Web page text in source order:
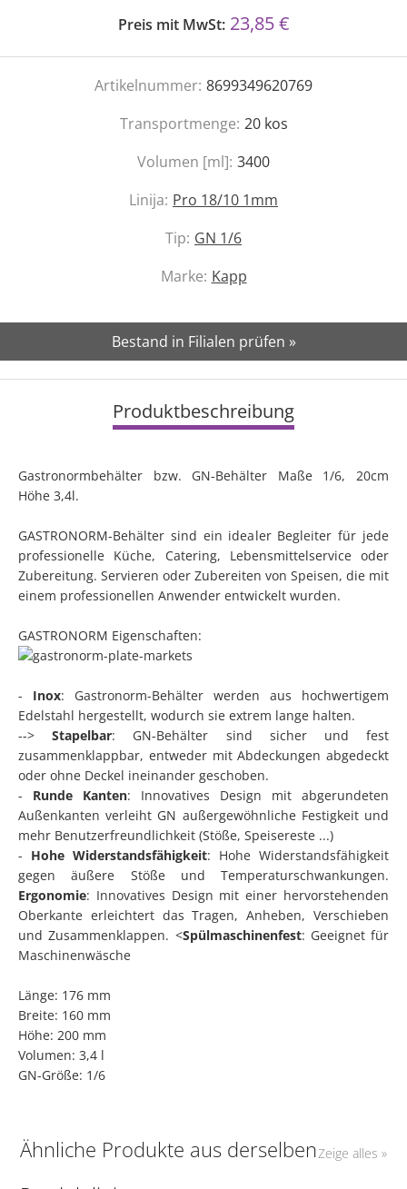
Preis mit MwSt: 23,85 €
Artikelnummer: 8699349620769
Transportmenge: 20 kos
Volumen [ml]: 3400
Linija: Pro 18/10 1mm
Tip: GN 1/6
Marke: Kapp
Bestand in Filialen prüfen »
Produktbeschreibung
Gastronormbehälter bzw. GN-Behälter Maße 1/6, 20cm
Höhe 3,4l.
GASTRONORM-Behälter sind ein idealer Begleiter für jede
professionelle Küche, Catering, Lebensmittelservice oder
Zubereitung. Servieren oder Zubereiten von Speisen, die mit
einem professionellen Anwender entwickelt wurden.
GASTRONORM Eigenschaften:
- Inox: Gastronorm-Behälter werden aus hochwertigem
Edelstahl hergestellt, wodurch sie extrem lange halten.
-->Stapelbar: GN-Behälter sind sicher und fest
zusammenklappbar, entweder mit Abdeckungen abgedeckt
oder ohne Deckel ineinander geschoben.
- Runde Kanten: Innovatives Design mit abgerundeten
Außenkanten verleiht GN außergewöhnliche Festigkeit und
mehr Benutzerfreundlichkeit (Stöße, Speisereste ...)
- Hohe Widerstandsfähigkeit: Hohe Widerstandsfähigkeit
gegen äußere Stöße und Temperaturschwankungen.
Ergonomie: Innovatives Design mit einer hervorstehenden
Oberkante erleichtert das Tragen, Anheben, Verschieben
und Zusammenklappen. <Spülmaschinenfest: Geeignet für
Maschinenwäsche
Länge: 176 mm
Breite: 160 mm
Höhe: 200 mm
Volumen: 3,4 l
GN-Größe: 1/6
Ähnliche Produkte aus derselbenZeige alles »